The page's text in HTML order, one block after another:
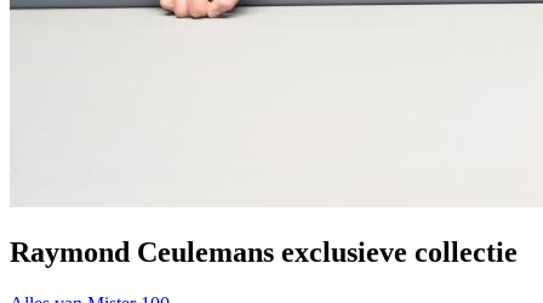
Raymond Ceulemans exclusieve collectie